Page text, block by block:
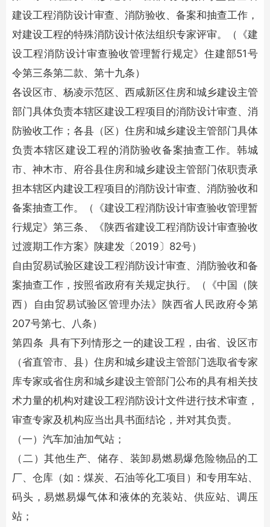
建设工程消防设计审查、消防验收、备案和抽查工作，
对建设工程的特殊消防设计依法组织专家评审。（《建
设工程消防设计审查验收管理暂行规定》住建部51号
令第三条第二款、第十九条）
各设区市、杨凌示范区、西咸新区住房和城乡建设主管
部门具体负责本辖区建设工程项目的消防设计审查、消
防验收工作；各县（区）住房和城乡建设主管部门具体
负责本辖区建设工程的消防验收备案抽查工作。韩城
市、神木市、府谷县住房和城乡建设主管部门依职责承
担本辖区内建设工程项目的消防设计审查、消防验收和
备案抽查工作。（《建设工程消防设计审查验收管理暂
行规定》第三条、《陕西省建设工程消防设计审查验收
过渡期工作方案》陕建发〔2019〕82号）
自由贸易试验区建设工程消防设计审查、消防验收和备
案抽查工作，按照省政府有关规定执行。（《中国（陕
西）自由贸易试验区管理办法》陕西省人民政府令第
207号第七、八条）
第四条 具有下列情形之一的建设工程，由省、设区市
（省直管市、县）住房和城乡建设主管部门选取省专家
库专家或省住房和城乡建设主管部门公布的具有相关技
术力量的机构对建设工程消防设计文件进行技术审查，
审查专家及机构应当出具书面结论，并对其负责。
（一）汽车加油加气站；
（二）其他生产、储存、装卸易燃易爆危险物品的工
厂、仓库（如：煤炭、石油等化工项目）和专用车站、
码头，易燃易爆气体和液体的充装站、供应站、调压
站；